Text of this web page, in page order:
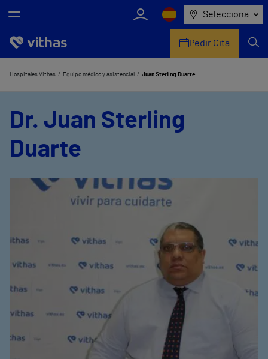
Selecciona
Nosotros
Información útil
Pedir Cita
Hospitales Vithas Equipo médico y asistencial Juan Sterling Duarte
Dr. Juan Sterling
Duarte